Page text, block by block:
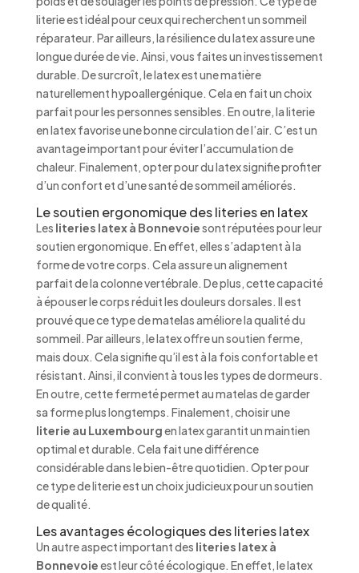
literie est idéal pour ceux qui recherchent un sommeil
réparateur. Par ailleurs, la résilience du latex assure une
longue durée de vie. Ainsi, vous faites un investissement
durable. De surcroît, le latex est une matière
naturellement hypoallergénique. Cela en fait un choix
parfait pour les personnes sensibles. En outre, la literie
en latex favorise une bonne circulation de l’air. C’est un
avantage important pour éviter l’accumulation de
chaleur. Finalement, opter pour du latex signifie profiter
d’un confort et d’une santé de sommeil améliorés.
Le soutien ergonomique des literies en latex
Les literies latex à Bonnevoiesont réputées pour leur
soutien ergonomique. En effet, elles s’adaptent à la
forme de votre corps. Cela assure un alignement
parfait de la colonne vertébrale. De plus, cette capacité
à épouser le corps réduit les douleurs dorsales. Il est
prouvé que ce type de matelas améliore la qualité du
sommeil. Par ailleurs, le latex offre un soutien ferme,
mais doux. Cela signifie qu’il est à la fois confortable et
résistant. Ainsi, il convient à tous les types de dormeurs.
En outre, cette fermeté permet au matelas de garder
sa forme plus longtemps. Finalement, choisir une
literie au Luxembourgen latex garantit un maintien
optimal et durable. Cela fait une différence
considérable dans le bien-être quotidien. Opter pour
ce type de literie est un choix judicieux pour un soutien
de qualité.
Les avantages écologiques des literies latex
Un autre aspect important des literies latex à
Bonnevoieest leur côté écologique. En effet, le latex